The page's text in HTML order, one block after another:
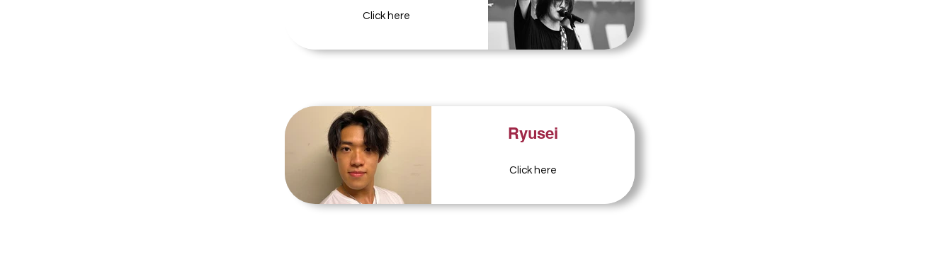
Click here
Ryusei
Click here